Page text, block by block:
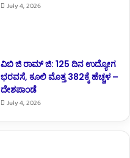
July 4, 2026
ವಿಬಿ ಜಿ ರಾಮ್ ಜಿ: 125 ದಿನ ಉದ್ಯೋಗ
ಭರವಸೆ, ಕೂಲಿ ಮೊತ್ತ 382ಕ್ಕೆ ಹೆಚ್ಚಳ –
ದೇಶಪಾಂಡೆ
July 4, 2026